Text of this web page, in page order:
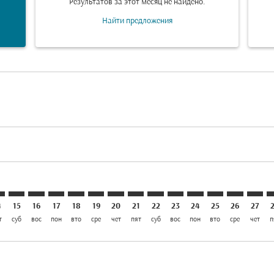
Результатов за этот месяц не найдено.
Найти предложения
15
суб
16
вос
17
пон
CGP–AMM: cmp-view-offers-disclaimer.
18
вто
CGP–AMM: cmp-view-offers-disclaimer.
19
сре
CGP–AMM: cmp-view-offers-
20
чет
CGP–AMM: cmp-view-offers-
21
пят
CGP–AMM: cmp-view-
22
суб
CGP–AMM: cmp-
23
вос
CGP–AMM:
24
пон
CGP–AMM:
25
вто
26
сре
27
чет